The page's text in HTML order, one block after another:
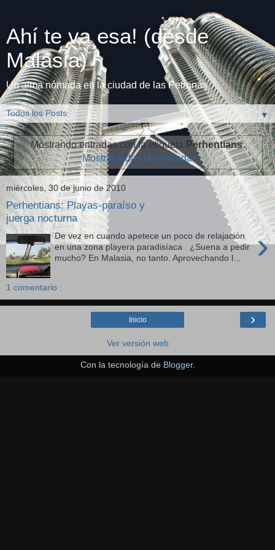
Ahí te va esa! (desde
Malasia)
Un alma nómada en la ciudad de las Petronas
▼
Mostrando entradas con la etiqueta Perhentians.
Mostrar todas las entradas
miércoles, 30 de junio de 2010
Perhentians: Playas-paraíso y
juerga nocturna
›
De vez en cuando apetece un poco de relajación
en una zona playera paradisíaca . ¿Suena a pedir
mucho? En Malasia, no tanto. Aprovechando l...
1 comentario :
›
Inicio
Ver versión web
Con la tecnología de Blogger.